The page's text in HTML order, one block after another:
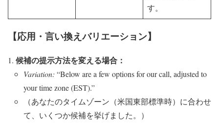
す。
【応用・言い換えバリエーション】
候補の提示方法を変える場合：
Variation: “Below are a few options for our call, adjusted to
your time zone (EST).”
（あなたのタイムゾーン（米国東部標準時）に合わせ
て、いくつか候補を挙げました。）